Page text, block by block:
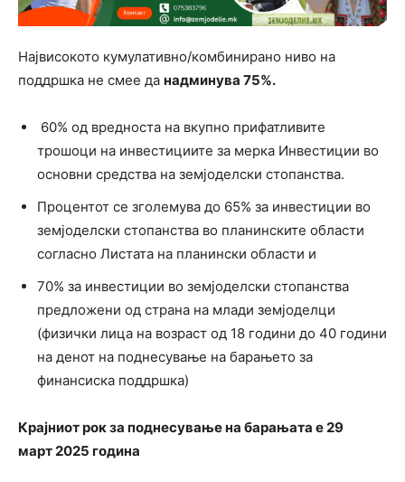
Највисокото кумулативно/комбинирано ниво на
поддршка не смее да надминува 75%.
60% од вредноста на вкупно прифатливите
трошоци на инвестициите за мерка Инвестиции во
основни средства на земјоделски стопанства.
Процентот се зголемува до 65% за инвестиции во
земјоделски стопанства во планинските области
согласно Листата на планински области и
70% за инвестиции во земјоделски стопанства
предложени од страна на млади земјоделци
(физички лица на возраст од 18 години до 40 години
на денот на поднесување на барањето за
финансиска поддршка)
Крајниот рок за поднесување на барањата е 29
март 2025 година